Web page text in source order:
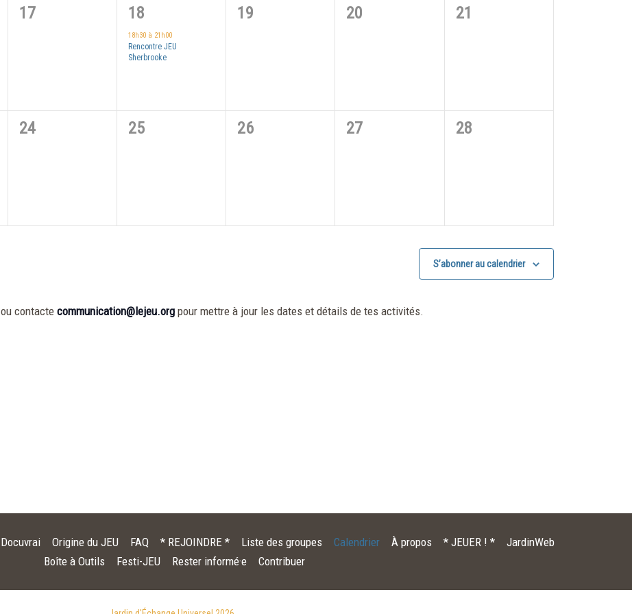
0
17
1
évènement,
18
18h30 à 21h00
Rencontre JEU
Sherbrooke
0
19
0
20
0
21
0
24
0
25
0
26
0
27
0
28
S’abonner au calendrier
ou contacte communication@lejeu.org pour mettre à jour les dates et détails de tes activités.
Docuvrai Origine du JEU FAQ * REJOINDRE * Liste des groupes Calendrier À propos * JEUER ! *
JardinWeb
Boîte à Outils
Festi-JEU Rester informé·e Contribuer